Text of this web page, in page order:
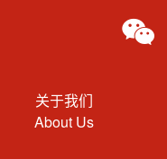
关于我们
About Us